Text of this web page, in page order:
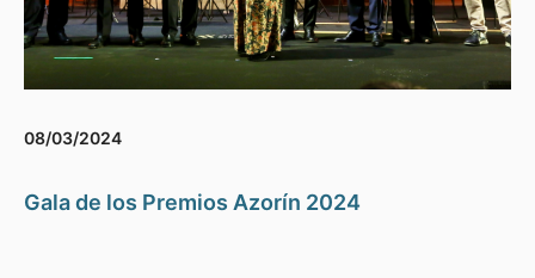
08/03/2024
Gala de los Premios Azorín 2024